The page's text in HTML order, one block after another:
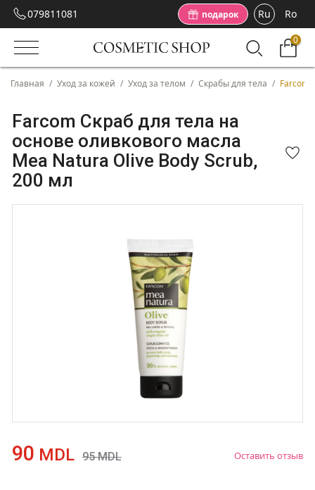
079811081 подарок Ru Ro
0
Главная / Уход за кожей / Уход за телом / Скрабы для тела / Farcom
Farcom Скраб для тела на
основе оливкового масла
Mea Natura Olive Body Scrub,
200 мл
90 MDL 95MDL Оставить отзыв